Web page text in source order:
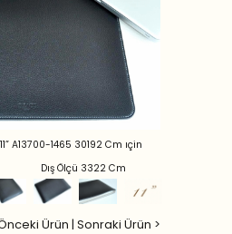
A13700-1465 30192 Cm ıçin
Dış Ölçü 3322 Cm
Ürün | Sonraki Ürün >